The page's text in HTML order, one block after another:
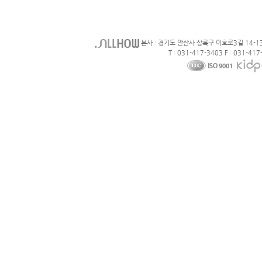
본사 : 경기도 안산사 상록구 이호로3길 14-
T : 031-417-3403 F : 031-